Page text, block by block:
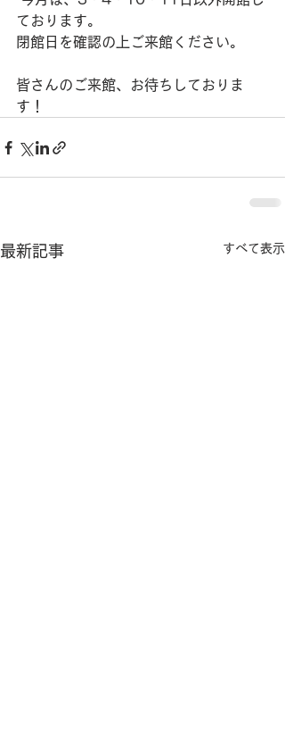
ております。
閉館日を確認の上ご来館ください。
皆さんのご来館、お待ちしておりま
す！
最新記事 すべて表示